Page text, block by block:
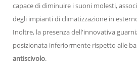
capace di diminuire i suoni molesti,
degli impianti di climatizzazione in
Inoltre, la presenza dell'innovativa
posizionata inferiormente rispetto alle
antiscivolo.